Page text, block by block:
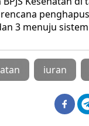
3 menuju sistem
iuran